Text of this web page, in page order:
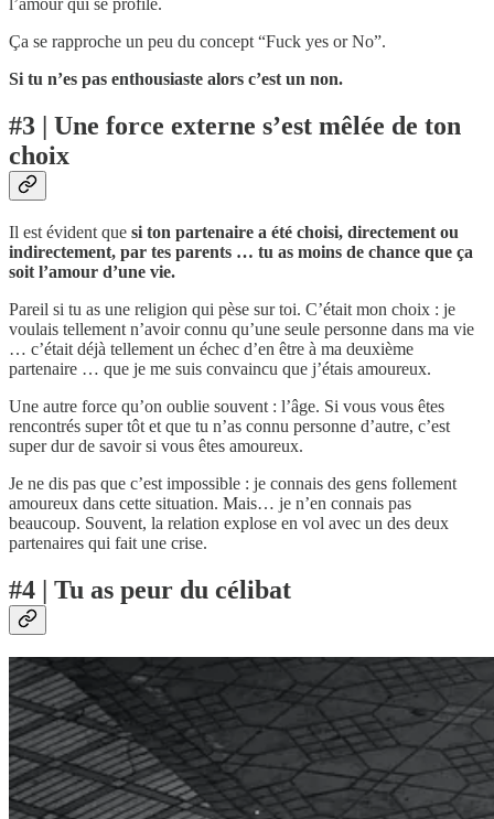
l’amour qui se profile.
Ça se rapproche un peu du concept “Fuck yes or No”.
Si tu n’es pas enthousiaste alors c’est un non.
#3 | Une force externe s’est mêlée de ton
choix
Il est évident que si ton partenaire a été choisi, directement ou
indirectement, par tes parents … tu as moins de chance que ça
soit l’amour d’une vie.
Pareil si tu as une religion qui pèse sur toi. C’était mon choix : je
voulais tellement n’avoir connu qu’une seule personne dans ma vie
… c’était déjà tellement un échec d’en être à ma deuxième
partenaire … que je me suis convaincu que j’étais amoureux.
Une autre force qu’on oublie souvent : l’âge. Si vous vous êtes
rencontrés super tôt et que tu n’as connu personne d’autre, c’est
super dur de savoir si vous êtes amoureux.
Je ne dis pas que c’est impossible : je connais des gens follement
amoureux dans cette situation. Mais… je n’en connais pas
beaucoup. Souvent, la relation explose en vol avec un des deux
partenaires qui fait une crise.
#4 | Tu as peur du célibat